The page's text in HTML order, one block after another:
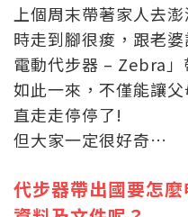
上個周末帶著家人去
時走到腳很痠，跟老
電動代步器 – Zebra」
如此一來，不僅能讓
直走走停停了!
但大家一定很好奇…
代步器帶出國要怎